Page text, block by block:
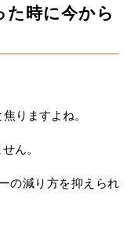
た時に今から
りますよね。
ん。
の減り方を抑えられ